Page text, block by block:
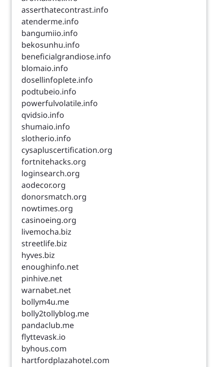
asserthatecontrast.info
atenderme.info
bangumiio.info
bekosunhu.info
beneficialgrandiose.info
blomaio.info
dosellinfoplete.info
podtubeio.info
powerfulvolatile.info
qvidsio.info
shumaio.info
slotherio.info
cysapluscertification.org
fortnitehacks.org
loginsearch.org
aodecor.org
donorsmatch.org
nowtimes.org
casinoeing.org
livemocha.biz
streetlife.biz
hyves.biz
enoughinfo.net
pinhive.net
warnabet.net
bollym4u.me
bolly2tollyblog.me
pandaclub.me
flyttevask.io
byhous.com
hartfordplazahotel.com